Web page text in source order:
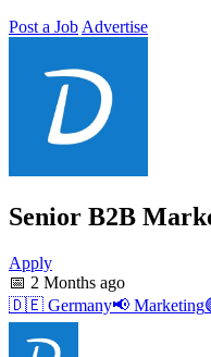
Post a Job Advertise
Senior B2B
Apply
📅 2 Months ago
🇩🇪 Germany📢 Marketing